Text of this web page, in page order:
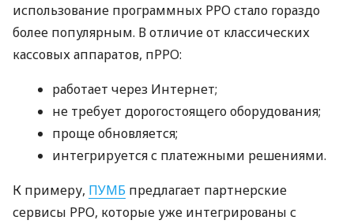
использование программных РРО стало гораздо
более популярным. В отличие от классических
кассовых аппаратов, пРРО:
работает через Интернет;
не требует дорогостоящего оборудования;
проще обновляется;
интегрируется с платежными решениями.
К примеру, ПУМБ предлагает партнерские
сервисы РРО, которые уже интегрированы с